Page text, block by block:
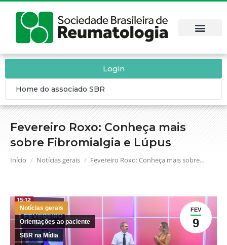
Fevereiro Roxo: Conheça mais
sobre Fibromialgia e Lúpus
Você está aqui:
Início Notícias gerais Fevereiro Roxo: Conheça mais sobre…
Login
Home do associado SBR
FEV
9
Notícias gerais
Orientações ao paciente
SBR na Mídia